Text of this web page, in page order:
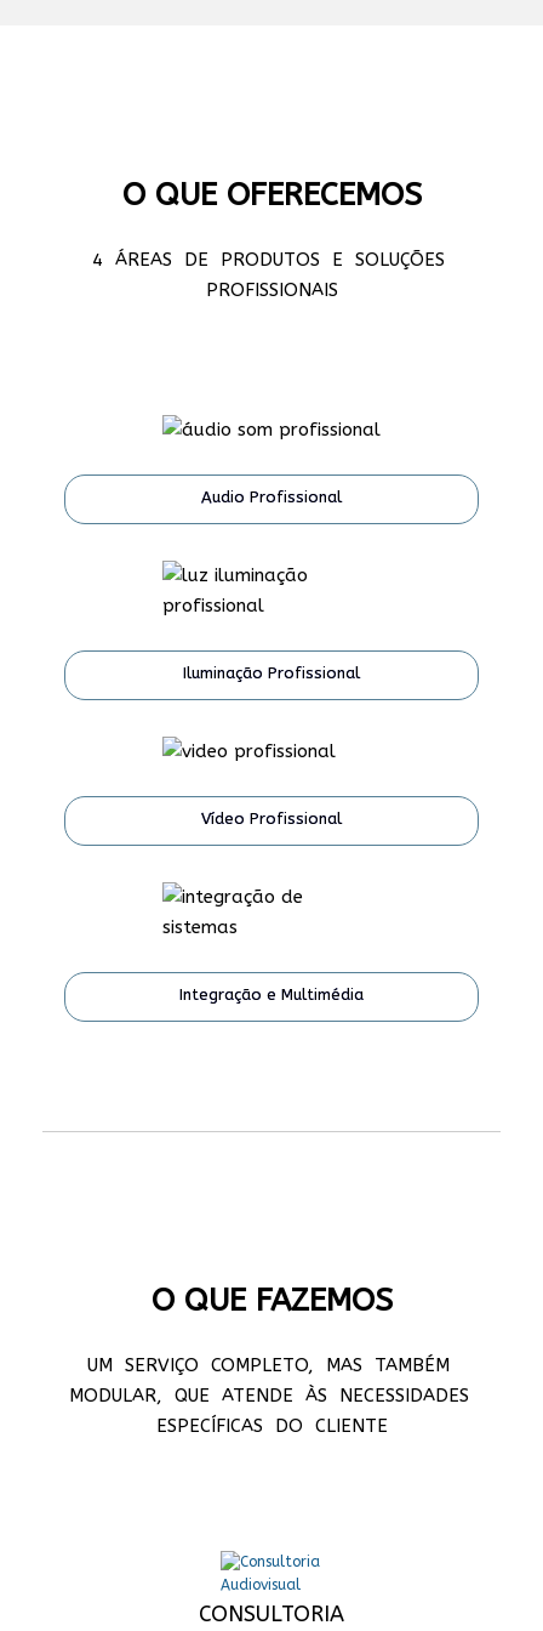
O QUE OFERECEMOS
4 ÁREAS DE PRODUTOS E SOLUÇÕES
PROFISSIONAIS
Audio Profissional
Iluminação Profissional
Vídeo Profissional
Integração e Multimédia
O QUE FAZEMOS
UM SERVIÇO COMPLETO, MAS TAMBÉM
MODULAR, QUE ATENDE ÀS NECESSIDADES
ESPECÍFICAS DO CLIENTE
CONSULTORIA